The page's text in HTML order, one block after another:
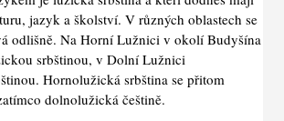
jazyk a školství. V různých oblastech se
odlišně. Na Horní Lužnici v okolí Budyšína
srbštinou, v Dolní Lužnici
Hornolužická srbština se přitom
dolnolužická češtině.